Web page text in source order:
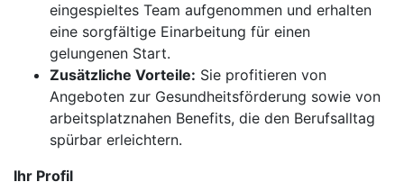
eingespieltes Team aufgenommen und erhalten
eine sorgfältige Einarbeitung für einen
gelungenen Start.
Zusätzliche Vorteile: Sie profitieren von
Angeboten zur Gesundheitsförderung sowie von
arbeitsplatznahen Benefits, die den Berufsalltag
spürbar erleichtern.
Ihr Profil